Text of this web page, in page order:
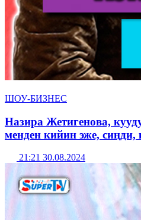
ШОУ-БИЗНЕС
Назира Жетигенова,
менден кийин эже,
21:21 30.08.2024